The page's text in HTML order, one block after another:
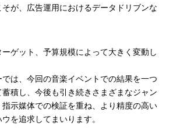
が、広告運用におけるデータドリブンな
ゲット、予算規模によって大きく変動し
は、今回の音楽イベントでの結果を一つ
積し、今後も引き続きさまざまなジャン
示媒体での検証を重ね、より精度の高い
を追求してまいります。